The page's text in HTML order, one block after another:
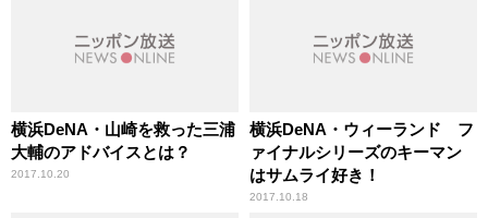
横浜DeNA・山崎を救った三浦
大輔のアドバイスとは？
2017.10.20
横浜DeNA・ウィーランド フ
ァイナルシリーズのキーマン
はサムライ好き！
2017.10.18